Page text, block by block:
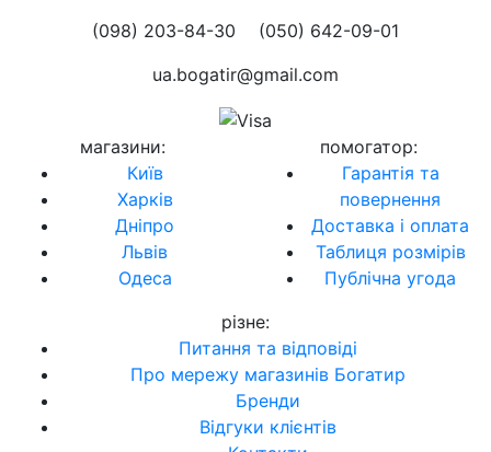
(098) 203-84-30
(050) 642-09-01
ua.bogatir@gmail.com
магазини:
Київ
Харків
Дніпро
Львів
Одеса
помогатор:
Гарантія та
повернення
Доставка і оплата
Таблиця розмірів
Публічна угода
різне:
Питання та відповіді
Про мережу магазинів Богатир
Бренди
Відгуки клієнтів